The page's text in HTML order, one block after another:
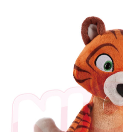
是否繳費成功／繳費後需取消欲退款等相
https://
１．透過由恩沛科技股份有限公司提供之
易，需依本服務之必要範圍內提供個人資
權轉讓予恩沛科技股份有限公司。
２．關於個人資料處理事宜，請瀏覽以下
https://aftee.tw/terms/#terms3
３．未成年的使用者請事先徵得法定代理
「AFTEE先享後付」，若未經同意申辦者
４．使用「AFTEE先享後付」時，將依據